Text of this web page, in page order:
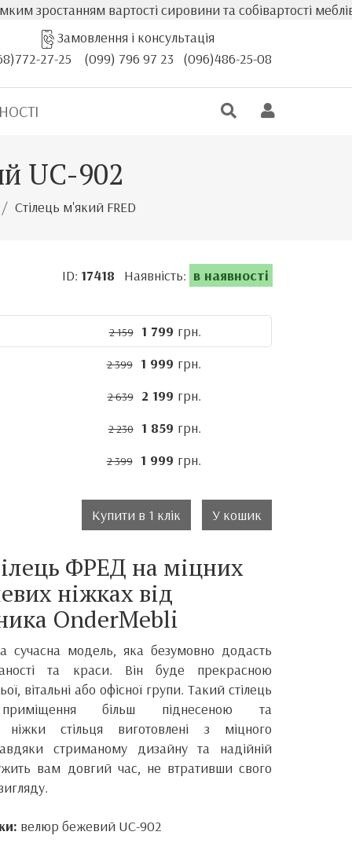
вартості сировини та собівартості меблів,
Замовлення і консультація
27-25
(099) 796 97 23 (096)486-25-08
UC-902
Стілець м'який FRED
ID: 17418 Наявність: в наявності
2 159 1 799 грн.
2 399 1 999 грн.
2 639 2 199 грн.
2 230 1 859 грн.
2 399 1 999 грн.
Купити в 1 клік У кошик
ФРЕД на міцних
ніжках від
OnderMebli
сучасна модель, яка безумовно додасть
та краси. Він буде прекрасною
вітальні або офісної групи. Такий стілець
більш піднесеною та
стільця виготовлені з міцного
стриманому дизайну та надійній
вам довгий час, не втративши свого
велюр бежевий UC-902